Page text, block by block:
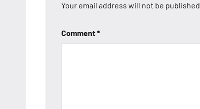
Your email address will not be published.
Comment*